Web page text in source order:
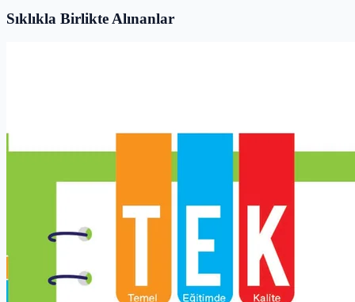
Sıklıkla Birlikte Alınanlar